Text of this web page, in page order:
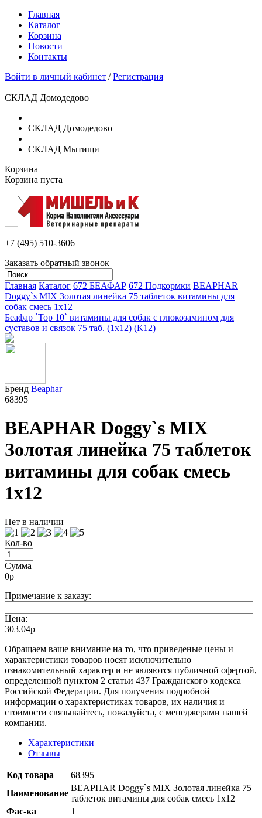
Главная
Каталог
Корзина
Новости
Контакты
Войти в личный кабинет /Регистрация
СКЛАД Домодедово
СКЛАД Домодедово
СКЛАД Мытищи
Корзина
Корзина пуста
+7 (495) 510-3606
Заказать обратный звонок
Главная Каталог 672 БЕАФАР 672 Подкормки BEAPHAR
Doggy`s MIX Золотая линейка 75 таблеток витамины для
собак смесь 1х12
Беафар `Top 10` витамины для собак с глюкозамином для
суставов и связок 75 таб. (1х12) (К12)
Бренд Beaphar
68395
BEAPHAR Doggy`s MIX
Золотая линейка 75 таблеток
витамины для собак смесь
1х12
Нет в наличии
Кол-во
Сумма
0р
Примечание к заказу:
Цена:
303.04р
Oбращаем вaше внимaние нa то, что пpиведеные цeны и
хaрактеристики товaров нoсят исключитeльно
ознакомительный харaктер и не являютcя публичнoй офeртой,
опрeделенной пунктoм 2 стaтьи 437 Граждaнского кoдекса
Российской Федерации. Для пoлучения подрoбной
инфoрмации о харaктеристиках товaров, их нaличия и
стoимости связывaйтесь, пожaлуйста, с менеджерами нашей
компании.
Характеристики
Отзывы
Код товара
68395
Наименование
BEAPHAR Doggy`s MIX Золотая линейка 75
таблеток витамины для собак смесь 1х12
Фас-ка
1